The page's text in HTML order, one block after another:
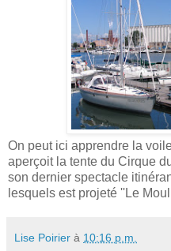
On peut ici apprendre la
aperçoit la tente du Cirque
son dernier spectacle
lesquels est projeté ''Le
Lise Poirier à 10:16 p.m.